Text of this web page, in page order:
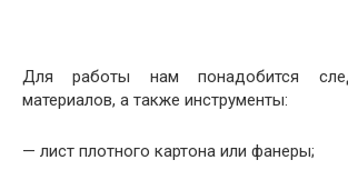
Для работы нам понадобится
материалов, а также инструменты:
— лист плотного картона или фанеры;